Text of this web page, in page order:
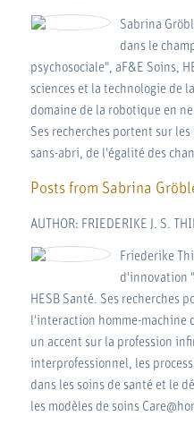
Sabrina
dans le
psychosociale", aF&E Soins,
sciences et la technologie de
domaine de la robotique en
Ses recherches portent sur
sans-abri, de l'égalité des
Posts from Sabrina
AUTHOR: FRIEDERIKE J. S.
Friederike
d'innovation
HESB Santé. Ses recherches
l'interaction homme-machine
un accent sur la profession
interprofessionnel, les
dans les soins de santé et le
les modèles de soins